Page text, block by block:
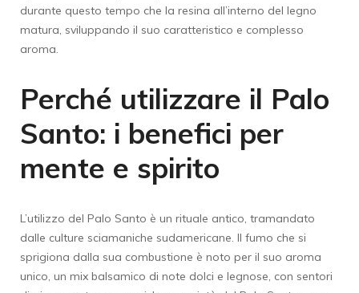
durante questo tempo che la resina all’interno del legno
matura, sviluppando il suo caratteristico e complesso
aroma.
Perché utilizzare il Palo
Santo: i benefici per
mente e spirito
L’utilizzo del Palo Santo è un rituale antico, tramandato
dalle culture sciamaniche sudamericane. Il fumo che si
sprigiona dalla sua combustione è noto per il suo aroma
unico, un mix balsamico di note dolci e legnose, con sentori